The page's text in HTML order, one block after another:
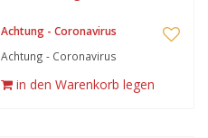
Achtung - Coronavirus
Achtung - Coronavirus
in den Warenkorb legen